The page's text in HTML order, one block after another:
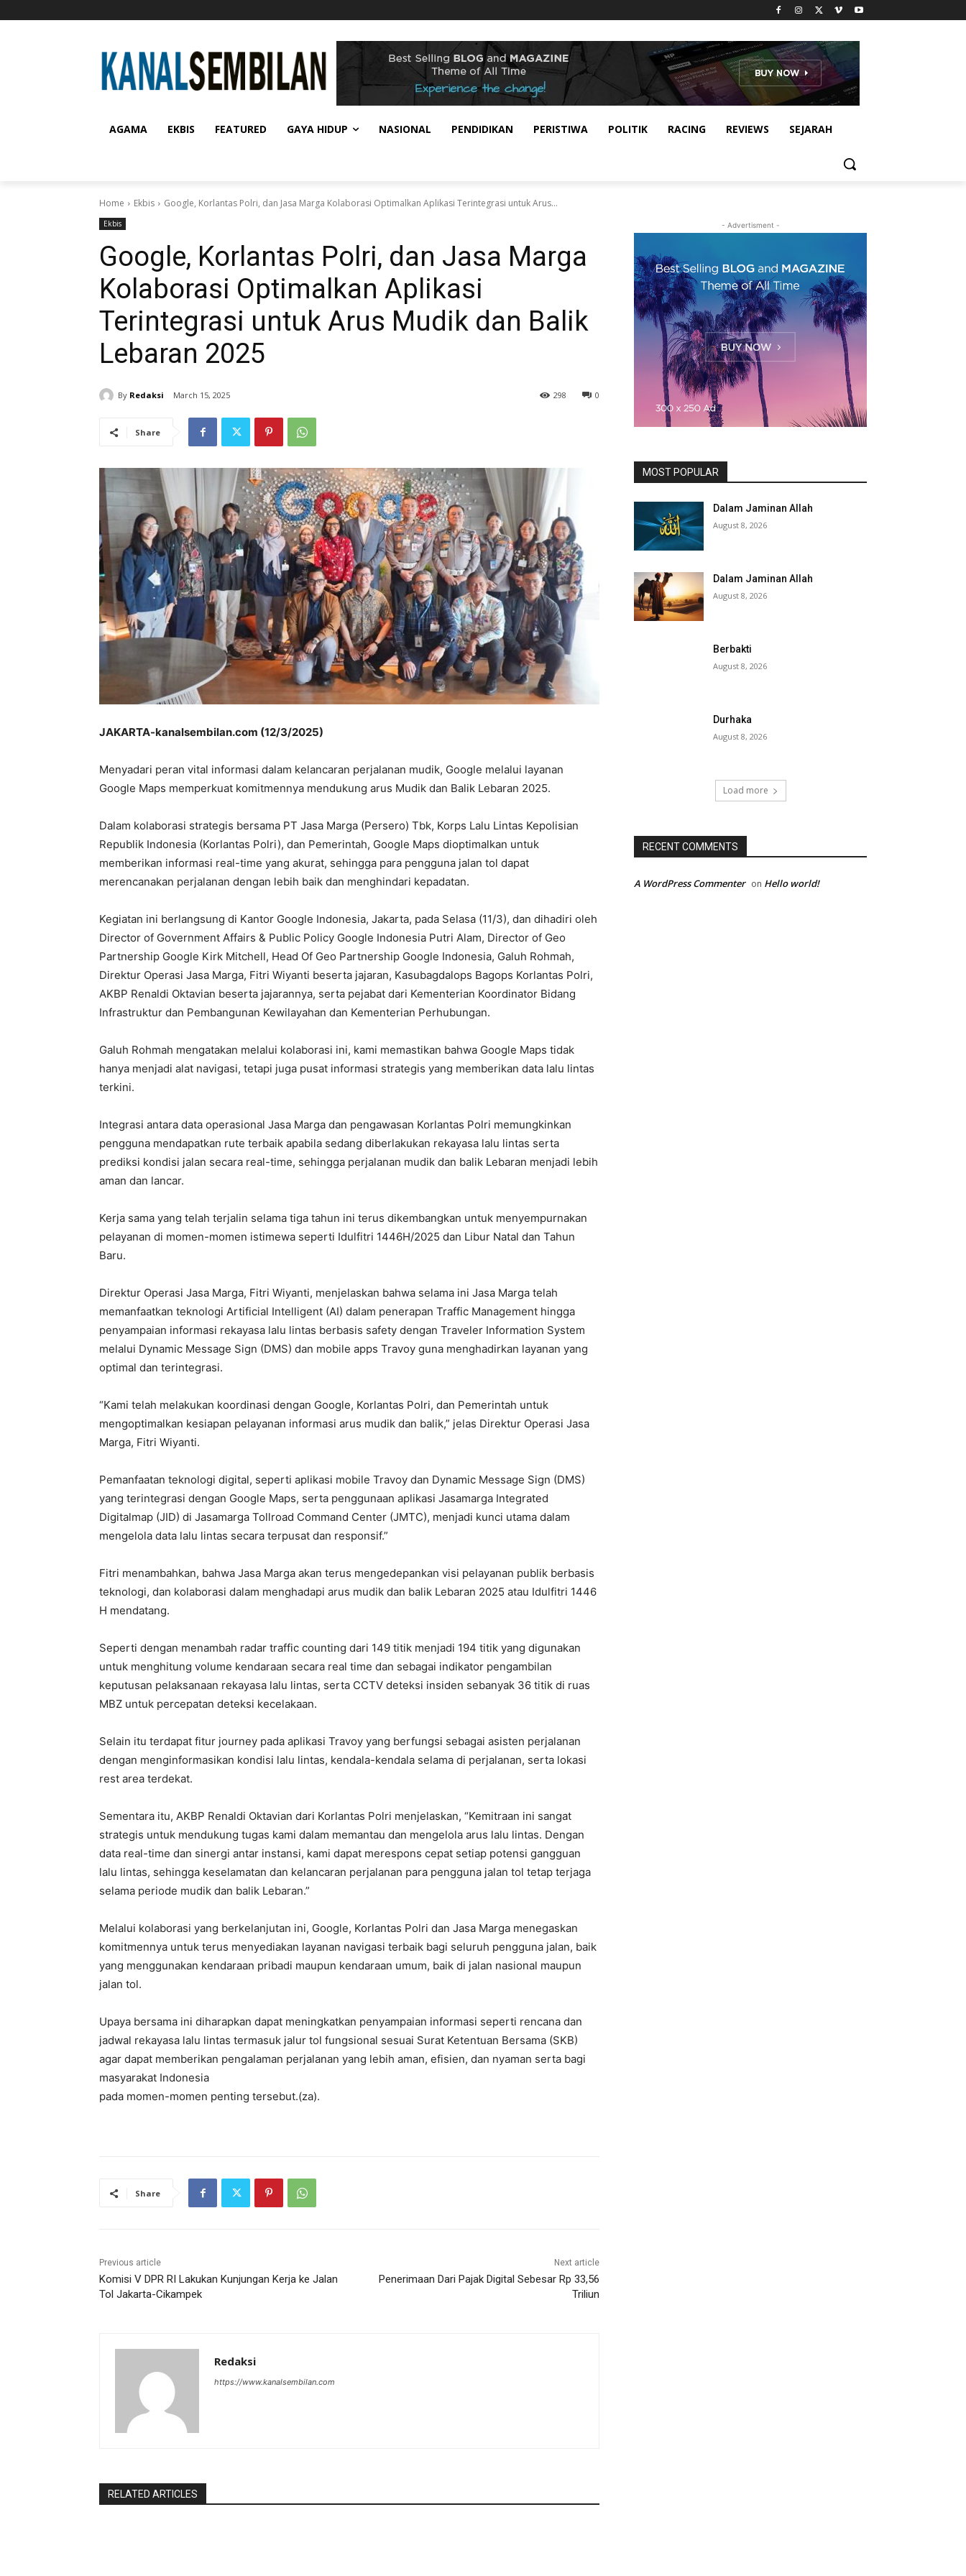
AGAMA EKBIS FEATURED GAYA HIDUP NASIONAL PENDIDIKAN PERISTIWA POLITIK RACING REVIEWS SEJARAH
Home Ekbis Google, Korlantas Polri, dan Jasa Marga Kolaborasi Optimalkan Aplikasi Terintegrasi untuk Arus...
Ekbis
Google, Korlantas Polri, dan Jasa Marga
Kolaborasi Optimalkan Aplikasi
Terintegrasi untuk Arus Mudik dan Balik
Lebaran 2025
By Redaksi March 15, 2025 0
298
Share
JAKARTA-kanalsembilan.com (12/3/2025)
Menyadari peran vital informasi dalam kelancaran perjalanan mudik, Google melalui layanan
Google Maps memperkuat komitmennya mendukung arus Mudik dan Balik Lebaran 2025.
Dalam kolaborasi strategis bersama PT Jasa Marga (Persero) Tbk, Korps Lalu Lintas Kepolisian
Republik Indonesia (Korlantas Polri), dan Pemerintah, Google Maps dioptimalkan untuk
memberikan informasi real-time yang akurat, sehingga para pengguna jalan tol dapat
merencanakan perjalanan dengan lebih baik dan menghindari kepadatan.
Kegiatan ini berlangsung di Kantor Google Indonesia, Jakarta, pada Selasa (11/3), dan dihadiri oleh
Director of Government Affairs & Public Policy Google Indonesia Putri Alam, Director of Geo
Partnership Google Kirk Mitchell, Head Of Geo Partnership Google Indonesia, Galuh Rohmah,
Direktur Operasi Jasa Marga, Fitri Wiyanti beserta jajaran, Kasubagdalops Bagops Korlantas Polri,
AKBP Renaldi Oktavian beserta jajarannya, serta pejabat dari Kementerian Koordinator Bidang
Infrastruktur dan Pembangunan Kewilayahan dan Kementerian Perhubungan.
Galuh Rohmah mengatakan melalui kolaborasi ini, kami memastikan bahwa Google Maps tidak
hanya menjadi alat navigasi, tetapi juga pusat informasi strategis yang memberikan data lalu lintas
terkini.
Integrasi antara data operasional Jasa Marga dan pengawasan Korlantas Polri memungkinkan
pengguna mendapatkan rute terbaik apabila sedang diberlakukan rekayasa lalu lintas serta
prediksi kondisi jalan secara real-time, sehingga perjalanan mudik dan balik Lebaran menjadi lebih
aman dan lancar.
Kerja sama yang telah terjalin selama tiga tahun ini terus dikembangkan untuk menyempurnakan
pelayanan di momen-momen istimewa seperti Idulfitri 1446H/2025 dan Libur Natal dan Tahun
Baru.
Direktur Operasi Jasa Marga, Fitri Wiyanti, menjelaskan bahwa selama ini Jasa Marga telah
memanfaatkan teknologi Artificial Intelligent (AI) dalam penerapan Traffic Management hingga
penyampaian informasi rekayasa lalu lintas berbasis safety dengan Traveler Information System
melalui Dynamic Message Sign (DMS) dan mobile apps Travoy guna menghadirkan layanan yang
optimal dan terintegrasi.
“Kami telah melakukan koordinasi dengan Google, Korlantas Polri, dan Pemerintah untuk
mengoptimalkan kesiapan pelayanan informasi arus mudik dan balik,” jelas Direktur Operasi Jasa
Marga, Fitri Wiyanti.
Pemanfaatan teknologi digital, seperti aplikasi mobile Travoy dan Dynamic Message Sign (DMS)
yang terintegrasi dengan Google Maps, serta penggunaan aplikasi Jasamarga Integrated
Digitalmap (JID) di Jasamarga Tollroad Command Center (JMTC), menjadi kunci utama dalam
mengelola data lalu lintas secara terpusat dan responsif.”
Fitri menambahkan, bahwa Jasa Marga akan terus mengedepankan visi pelayanan publik berbasis
teknologi, dan kolaborasi dalam menghadapi arus mudik dan balik Lebaran 2025 atau Idulfitri 1446
H mendatang.
Seperti dengan menambah radar traffic counting dari 149 titik menjadi 194 titik yang digunakan
untuk menghitung volume kendaraan secara real time dan sebagai indikator pengambilan
keputusan pelaksanaan rekayasa lalu lintas, serta CCTV deteksi insiden sebanyak 36 titik di ruas
MBZ untuk percepatan deteksi kecelakaan.
Selain itu terdapat fitur journey pada aplikasi Travoy yang berfungsi sebagai asisten perjalanan
dengan menginformasikan kondisi lalu lintas, kendala-kendala selama di perjalanan, serta lokasi
rest area terdekat.
Sementara itu, AKBP Renaldi Oktavian dari Korlantas Polri menjelaskan, “Kemitraan ini sangat
strategis untuk mendukung tugas kami dalam memantau dan mengelola arus lalu lintas. Dengan
data real-time dan sinergi antar instansi, kami dapat merespons cepat setiap potensi gangguan
lalu lintas, sehingga keselamatan dan kelancaran perjalanan para pengguna jalan tol tetap terjaga
selama periode mudik dan balik Lebaran.”
Melalui kolaborasi yang berkelanjutan ini, Google, Korlantas Polri dan Jasa Marga menegaskan
komitmennya untuk terus menyediakan layanan navigasi terbaik bagi seluruh pengguna jalan, baik
yang menggunakan kendaraan pribadi maupun kendaraan umum, baik di jalan nasional maupun
jalan tol.
Upaya bersama ini diharapkan dapat meningkatkan penyampaian informasi seperti rencana dan
jadwal rekayasa lalu lintas termasuk jalur tol fungsional sesuai Surat Ketentuan Bersama (SKB)
agar dapat memberikan pengalaman perjalanan yang lebih aman, efisien, dan nyaman serta bagi
masyarakat Indonesia
pada momen-momen penting tersebut.(za).
Share
Previous article
Komisi V DPR RI Lakukan Kunjungan Kerja ke Jalan
Tol Jakarta-Cikampek
Next article
Penerimaan Dari Pajak Digital Sebesar Rp 33,56
Triliun
Redaksi
https://www.kanalsembilan.com
RELATED ARTICLES
- Advertisment -
MOST POPULAR
Dalam Jaminan Allah
August 8, 2026
Dalam Jaminan Allah
August 8, 2026
Berbakti
August 8, 2026
Durhaka
August 8, 2026
Load more
RECENT COMMENTS
A WordPress Commenter on Hello world!